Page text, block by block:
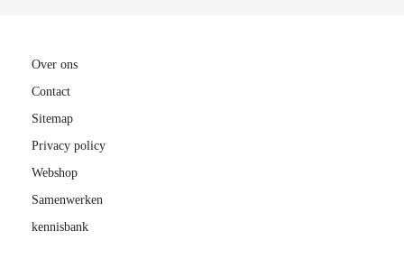
Over ons
Contact
Sitemap
Privacy policy
Webshop
Samenwerken
kennisbank